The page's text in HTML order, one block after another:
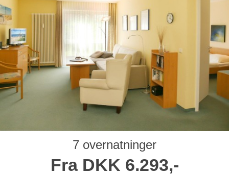
7 overnatninger
Fra DKK 6.293,-